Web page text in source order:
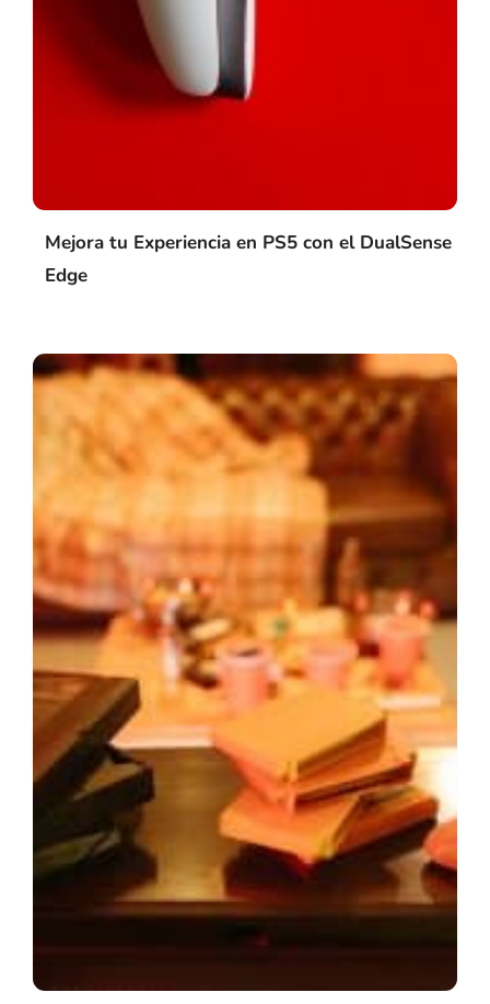
Mejora tu Experiencia en PS5 con el DualSense
Edge